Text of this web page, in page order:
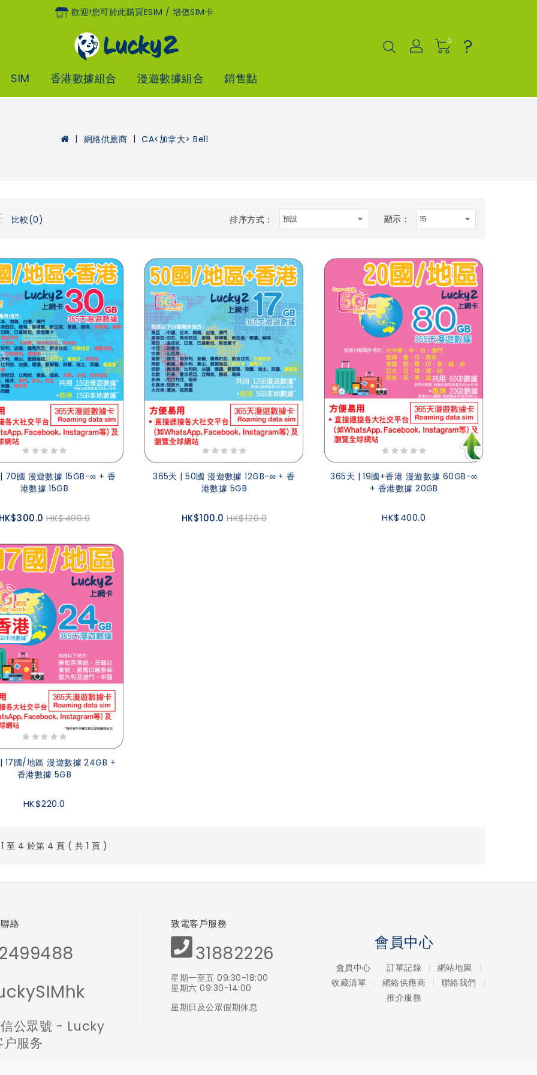
歡迎!您可於此購買eSIM / 增值SIM卡
0 ?
SIM 香港數據組合 漫遊數據組合 銷售點
網絡供應商 CA<加拿大> Bell
比較(0) 排序方式： 顯示：
70國 漫遊數據 15GB-∞ + 香
港數據 15GB
HK$400.0
365天 | 50國 漫遊數據 12GB-∞ + 香
港數據 5GB
HK$100.0 HK$120.0
365天 | 19國+香港 漫遊數據 60GB-∞
+ 香港數據 20GB
HK$400.0
17國/地區 漫遊數據 24GB +
香港數據 5GB
HK$220.0
至 4 於第 4 頁 ( 共 1 頁 )
絡
公眾號 - Lucky
服务
致電客戶服務
31882226
星期一至五 09:30-18:00
星期六 09:30-14:00
星期日及公眾假期休息
會員中心
會員中心 訂單記錄
網站地圖
收藏清單
網絡供應商
聯絡我們
推介服務